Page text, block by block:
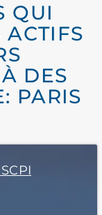
QUI
DES
PARIS